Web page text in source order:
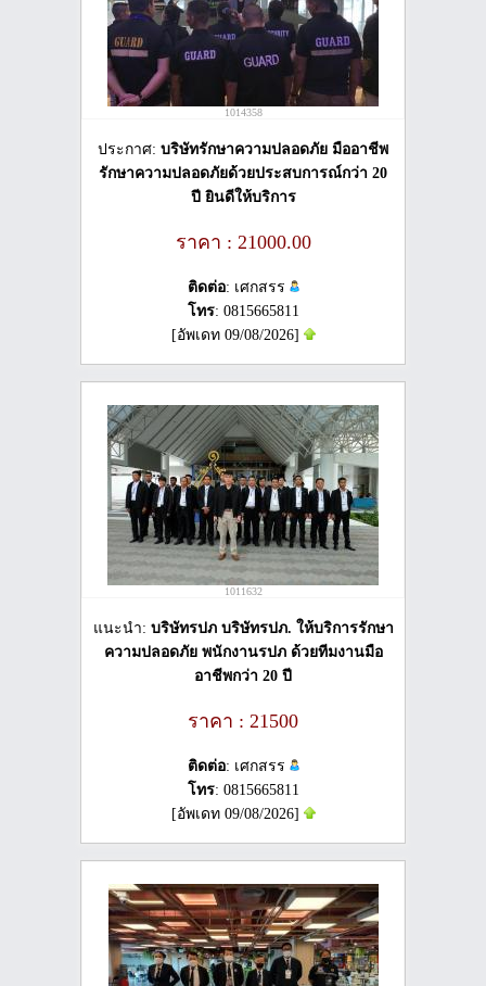
1014358
ประกาศ: บริษัทรักษาความปลอดภัย มืออาชีพ
รักษาความปลอดภัยด้วยประสบการณ์กว่า 20
ปี ยินดีให้บริการ
ราคา : 21000.00
ติดต่อ: เศกสรร
โทร: 0815665811
[อัพเดท 09/08/2026]
1011632
แนะนำ: บริษัทรปภ บริษัทรปภ. ให้บริการรักษา
ความปลอดภัย พนักงานรปภ ด้วยทีมงานมือ
อาชีพกว่า 20 ปี
ราคา : 21500
ติดต่อ: เศกสรร
โทร: 0815665811
[อัพเดท 09/08/2026]